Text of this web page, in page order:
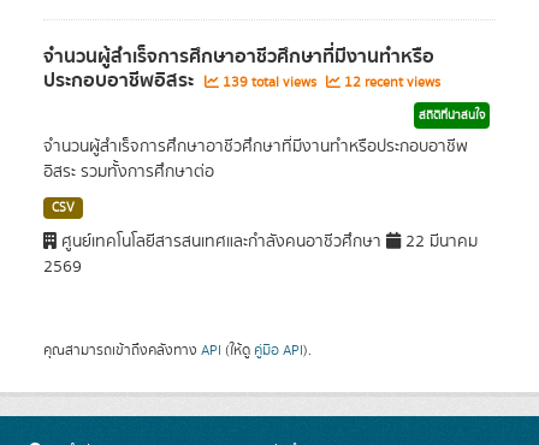
จำนวนผู้สำเร็จการศึกษาอาชีวศึกษาที่มีงานทำหรือ
ประกอบอาชีพอิสระ 139 total views 12 recent views
สถิติที่น่าสนใจ
จำนวนผู้สำเร็จการศึกษาอาชีวศึกษาที่มีงานทำหรือประกอบอาชีพ
อิสระ รวมทั้งการศึกษาต่อ
CSV
ศูนย์เทคโนโลยีสารสนเทศและกำลังคนอาชีวศึกษา
22 มีนาคม
2569
คุณสามารถเข้าถึงคลังทาง API (ให้ดู คู่มือ API).